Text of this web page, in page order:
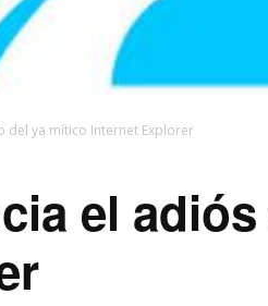
del ya mítico Internet Explorer
el